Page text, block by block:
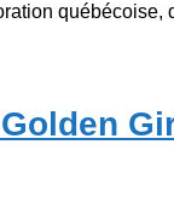
québécoise,